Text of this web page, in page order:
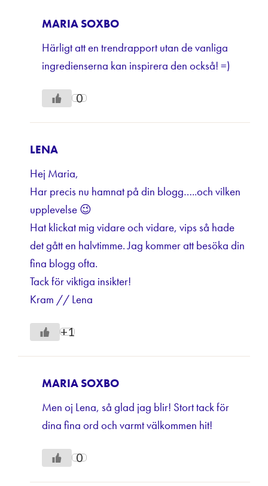
MARIA SOXBO
Härligt att en trendrapport utan de vanliga
ingredienserna kan inspirera den också! =)
0
LENA
Hej Maria,
Har precis nu hamnat på din blogg…..och vilken
upplevelse 😉
Hat klickat mig vidare och vidare, vips så hade
det gått en halvtimme. Jag kommer att besöka din
fina blogg ofta.
Tack för viktiga insikter!
Kram // Lena
+1
MARIA SOXBO
Men oj Lena, så glad jag blir! Stort tack för
dina fina ord och varmt välkommen hit!
0